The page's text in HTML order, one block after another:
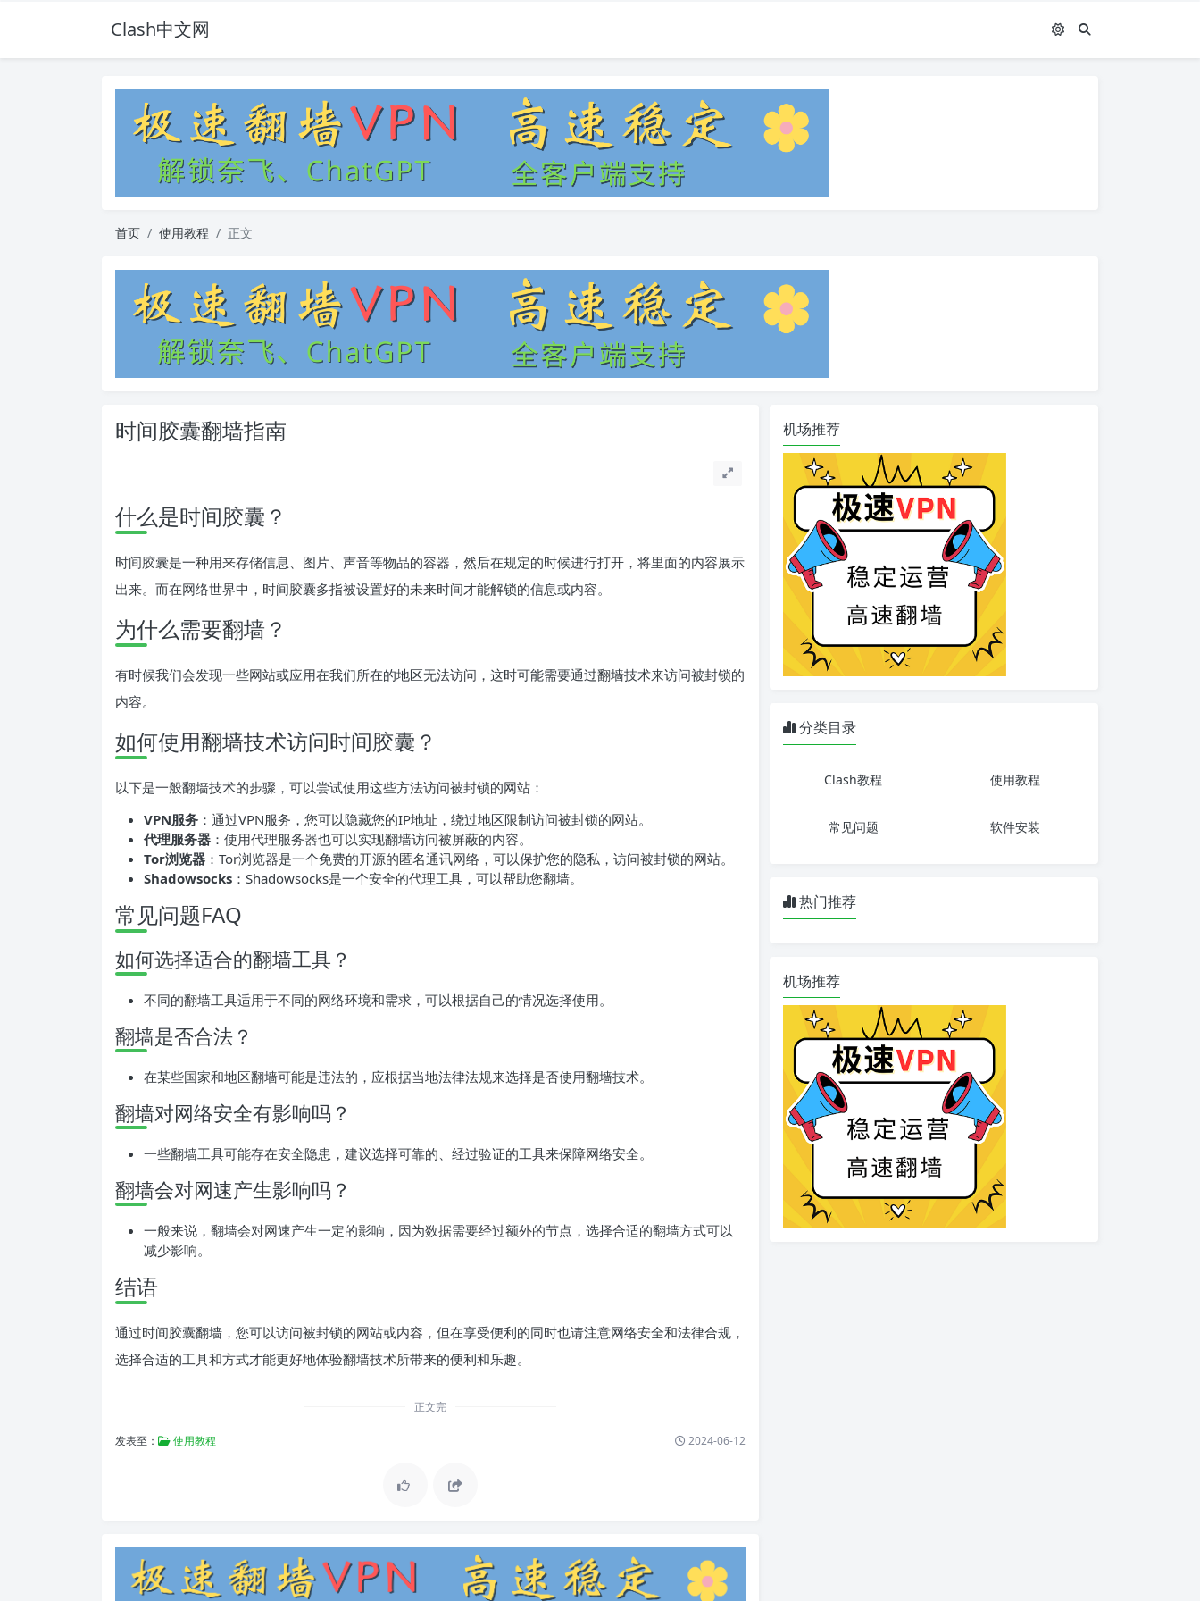
Clash中文网
首页 使用教程 正文
时间胶囊翻墙指南
什么是时间胶囊？
时间胶囊是一种用来存储信息、图片、声音等物品的容器，然后在规定的时候进行打开，将里面的内容展示
出来。而在网络世界中，时间胶囊多指被设置好的未来时间才能解锁的信息或内容。
为什么需要翻墙？
有时候我们会发现一些网站或应用在我们所在的地区无法访问，这时可能需要通过翻墙技术来访问被封锁的
内容。
如何使用翻墙技术访问时间胶囊？
以下是一般翻墙技术的步骤，可以尝试使用这些方法访问被封锁的网站：
VPN服务 ：通过VPN服务，您可以隐藏您的IP地址，绕过地区限制访问被封锁的网站。
代理服务器 ：使用代理服务器也可以实现翻墙访问被屏蔽的内容。
Tor浏览器 ：Tor浏览器是一个免费的开源的匿名通讯网络，可以保护您的隐私，访问被封锁的网站。
Shadowsocks ：Shadowsocks是一个安全的代理工具，可以帮助您翻墙。
常见问题FAQ
如何选择适合的翻墙工具？
不同的翻墙工具适用于不同的网络环境和需求，可以根据自己的情况选择使用。
翻墙是否合法？
在某些国家和地区翻墙可能是违法的，应根据当地法律法规来选择是否使用翻墙技术。
翻墙对网络安全有影响吗？
一些翻墙工具可能存在安全隐患，建议选择可靠的、经过验证的工具来保障网络安全。
翻墙会对网速产生影响吗？
一般来说，翻墙会对网速产生一定的影响，因为数据需要经过额外的节点，选择合适的翻墙方式可以
减少影响。
结语
通过时间胶囊翻墙，您可以访问被封锁的网站或内容，但在享受便利的同时也请注意网络安全和法律合规，
选择合适的工具和方式才能更好地体验翻墙技术所带来的便利和乐趣。
正文完
发表至： 使用教程 2024-06-12
机场推荐
分类目录
Clash教程 使用教程
常见问题 软件安装
热门推荐
机场推荐